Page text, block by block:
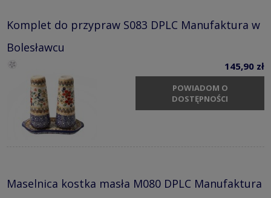
Komplet do przypraw S083 DPLC Manufaktura w
Bolesławcu
145,90 zł
POWIADOM O
DOSTĘPNOŚCI
Maselnica kostka masła M080 DPLC Manufaktura